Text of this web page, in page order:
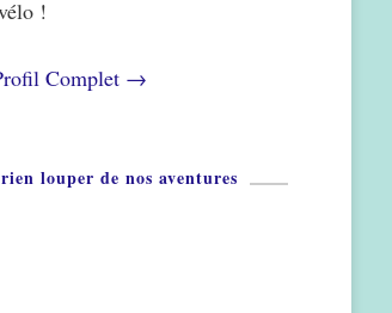
!
Complet →
louper de nos aventures